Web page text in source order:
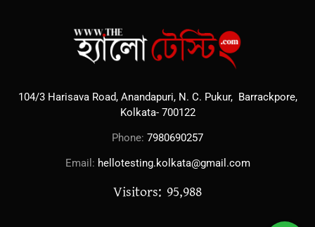
104/3 Harisava Road, Anandapuri, N. C. Pukur, Barrackpore,
Kolkata- 700122
Phone: 7980690257
Email: hellotesting.kolkata@gmail.com
Visitors: 95,988